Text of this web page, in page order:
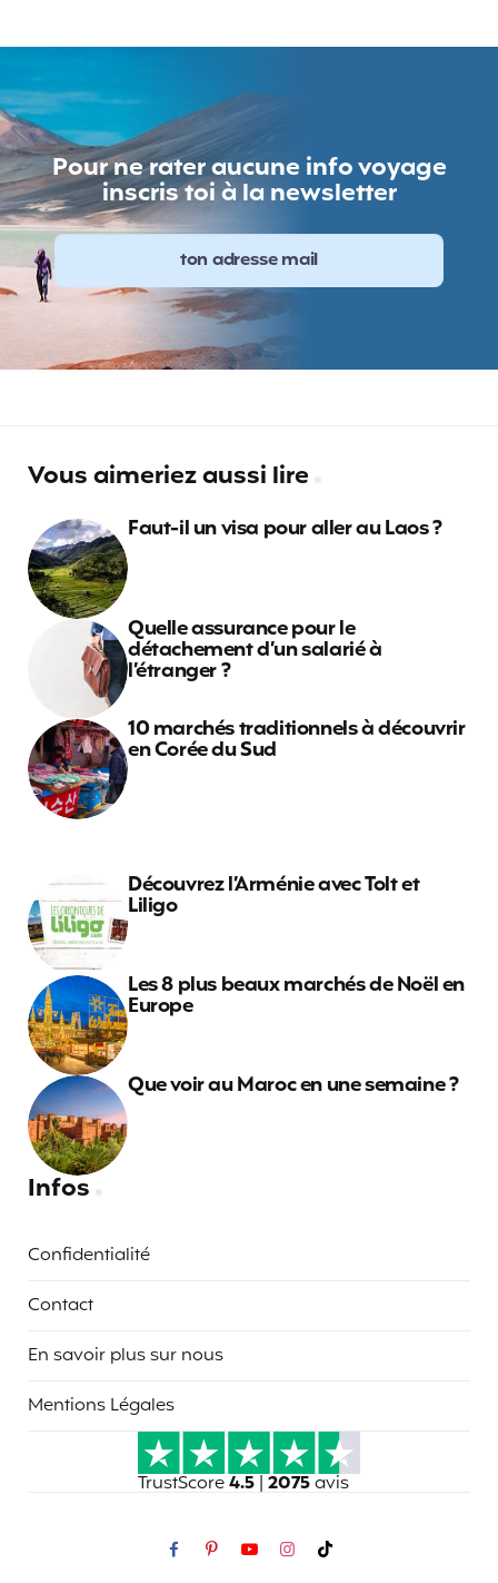
Pour ne rater aucune info voyage
inscris toi à la newsletter
Vous aimeriez aussi lire
Faut-il un visa pour aller au Laos ?
Quelle assurance pour le
détachement d’un salarié à
l’étranger ?
10 marchés traditionnels à découvrir
en Corée du Sud
Découvrez l’Arménie avec Tolt et
Liligo
Les 8 plus beaux marchés de Noël en
Europe
Que voir au Maroc en une semaine ?
Infos
Confidentialité
Contact
En savoir plus sur nous
Mentions Légales
TrustScore4.5 | 2075avis